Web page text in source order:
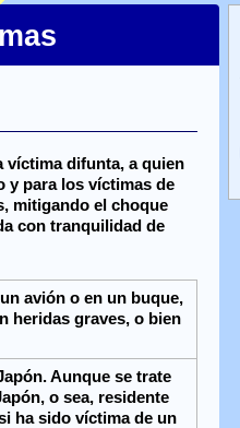
víctima difunta, a quien
y para los víctimas de
mitigando el choque
con tranquilidad de
avión o en un buque,
heridas graves, o bien
Aunque se trate
o sea, residente
ha sido víctima de un